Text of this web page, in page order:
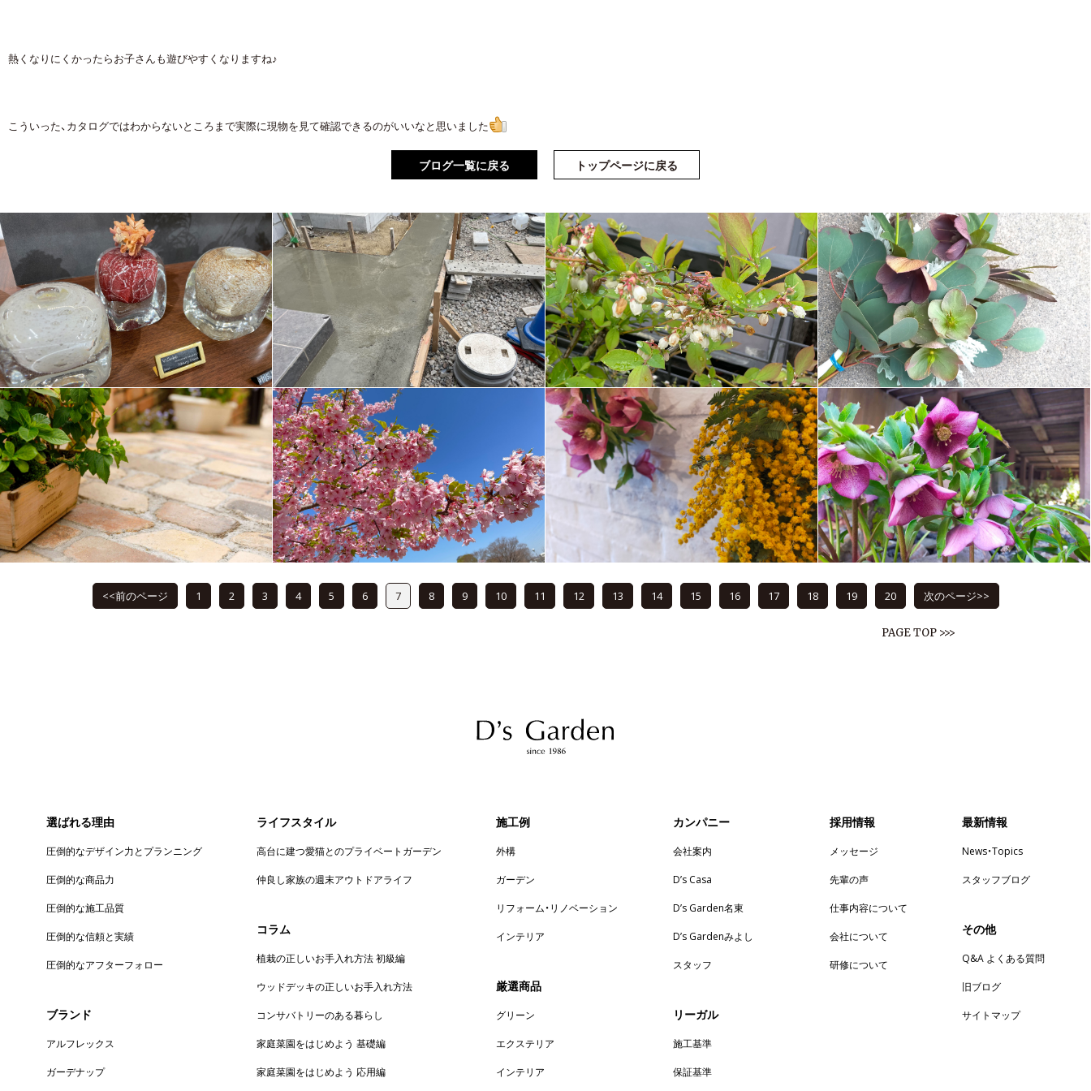
熱くなりにくかったらお子さんも遊びやすくなりますね♪
こういった、カタログではわからないところまで実際に現物を見て確認できるのがいいなと思いました
ブログ一覧に戻る トップページに戻る
<<前のページ 1 2 3 4 5 6 7 8 9 10 11 12 13 14 15 16 17 18 19 20 次のページ>>
PAGE TOP >>>
選ばれる理由
圧倒的なデザイン力とプランニング
圧倒的な商品力
圧倒的な施工品質
圧倒的な信頼と実績
圧倒的なアフターフォロー
ブランド
アルフレックス
ガーデナップ
ライフスタイル
高台に建つ愛猫とのプライベートガーデン
仲良し家族の週末アウトドアライフ
コラム
植栽の正しいお手入れ方法 初級編
ウッドデッキの正しいお手入れ方法
コンサバトリーのある暮らし
家庭菜園をはじめよう 基礎編
家庭菜園をはじめよう 応用編
施工例
外構
ガーデン
リフォーム・リノベーション
インテリア
厳選商品
グリーン
エクステリア
インテリア
カンパニー
会社案内
D’s Casa
D’s Garden名東
D’s Gardenみよし
スタッフ
リーガル
施工基準
保証基準
採用情報
メッセージ
先輩の声
仕事内容について
会社について
研修について
最新情報
News・Topics
スタッフブログ
その他
Q&A よくある質問
旧ブログ
サイトマップ